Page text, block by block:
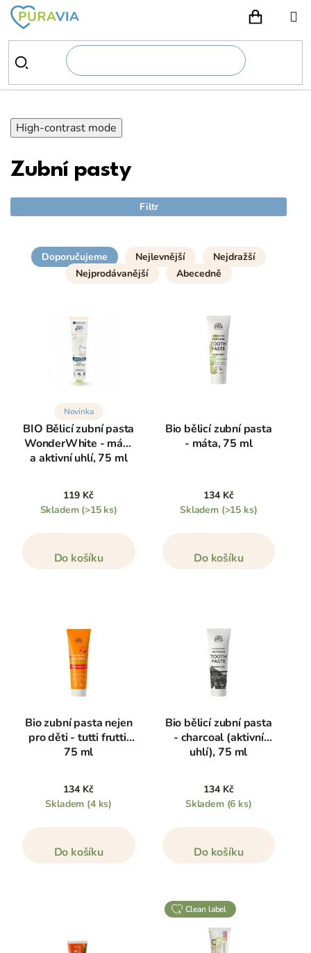
Přejít
obsah
High-contrast mode
Zubní pasty
Filtr
Doporučujeme Nejlevnější
Nejdražší
Nejprodávanější
Abecedně
Novinka
BIO Bělicí zubní pasta
WonderWhite - máta
a aktivní uhlí, 75 ml
119 Kč
Skladem (>15 ks)
Do košíku
Bio bělicí zubní pasta
- máta, 75 ml
134 Kč
Skladem (>15 ks)
Do košíku
Bio zubní pasta nejen
pro děti - tutti frutti,
75 ml
134 Kč
Skladem (4 ks)
Do košíku
Bio bělicí zubní pasta
- charcoal (aktivní
uhlí), 75 ml
134 Kč
Skladem (6 ks)
Do košíku
clean label